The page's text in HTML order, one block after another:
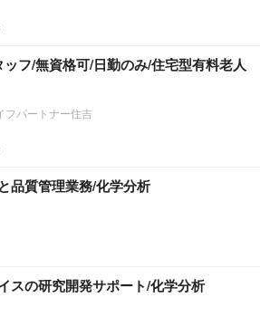
ッフ/無資格可/日勤のみ/住宅型有料老人
フパートナー住吉
品質管理業務/化学分析
スの研究開発サポート/化学分析